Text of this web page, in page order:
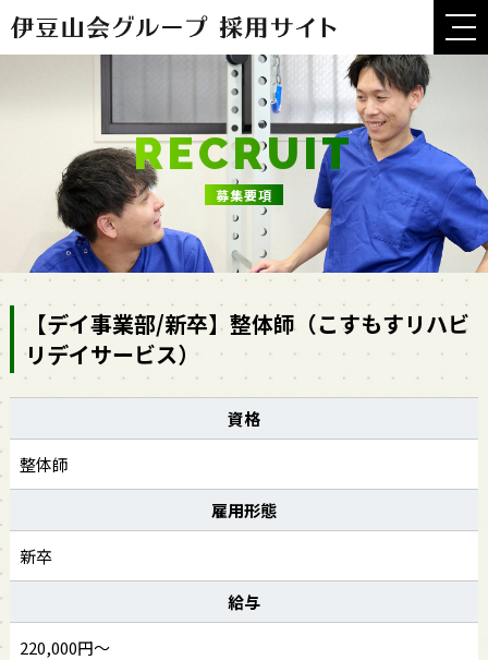
RECRUIT
募集要項
【デイ事業部/新卒】整体師（こすもすリハビ
リデイサービス）
資格
整体師
雇用形態
新卒
給与
220,000円～